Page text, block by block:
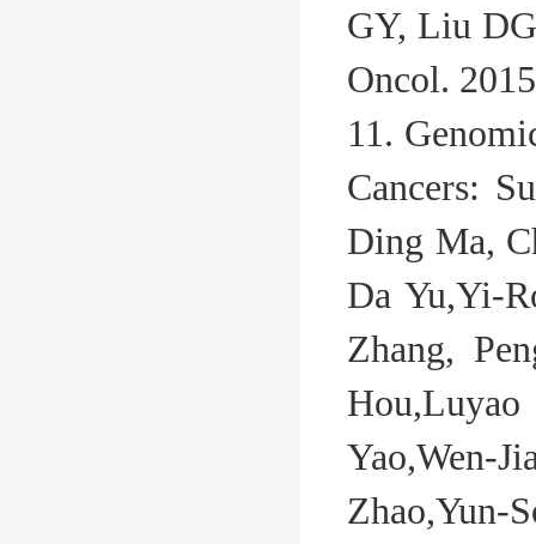
GY, Liu
Oncol.
11.
Cancers:
Ding Ma,
Da Yu,Yi-
Zhang,
Zhao,Yun-